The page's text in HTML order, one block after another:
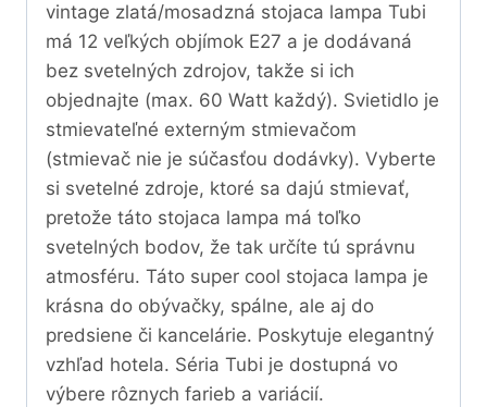
vintage zlatá/mosadzná stojaca lampa Tubi
má 12 veľkých objímok E27 a je dodávaná
bez svetelných zdrojov, takže si ich
objednajte (max. 60 Watt každý). Svietidlo je
stmievateľné externým stmievačom
(stmievač nie je súčasťou dodávky). Vyberte
si svetelné zdroje, ktoré sa dajú stmievať,
pretože táto stojaca lampa má toľko
svetelných bodov, že tak určíte tú správnu
atmosféru. Táto super cool stojaca lampa je
krásna do obývačky, spálne, ale aj do
predsiene či kancelárie. Poskytuje elegantný
vzhľad hotela. Séria Tubi je dostupná vo
výbere rôznych farieb a variácií.